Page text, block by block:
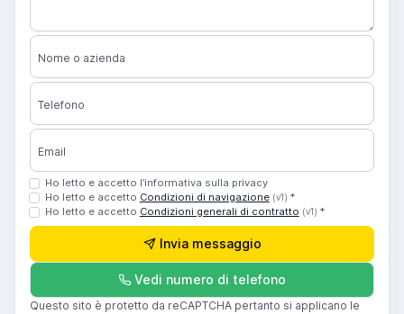
Nome o azienda
Telefono
Email
Ho letto e accetto l’informativa sulla privacy
Ho letto e accetto Condizioni di navigazione (v1) *
Ho letto e accetto Condizioni generali di contratto (v1) *
Invia messaggio
Vedi numero di telefono
Questo sito è protetto da reCAPTCHA pertanto si applicano le